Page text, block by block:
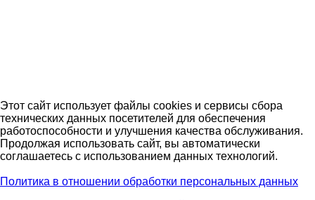
КУПИТЬ БИЛЕТ
ОПЛАТИТЬ УСЛУГУ
Этот сайт использует файлы cookies и сервисы сбора
технических данных посетителей для обеспечения
работоспособности и улучшения качества обслуживания.
Продолжая использовать сайт, вы автоматически
соглашаетесь с использованием данных технологий.
Политика в отношении обработки персональных данных